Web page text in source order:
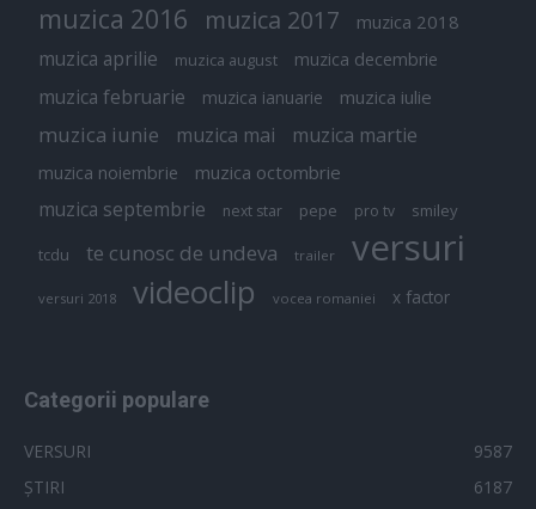
muzica 2016 muzica 2017 muzica 2018
muzica aprilie muzica august muzica decembrie
muzica februarie muzica ianuarie muzica iulie
muzica iunie muzica mai muzica martie
muzica noiembrie muzica octombrie
muzica septembrie next star pepe pro tv smiley
tcdu te cunosc de undeva trailer versuri
versuri 2018 videoclip vocea romaniei x factor
Categorii populare
VERSURI
9587
ȘTIRI
6187